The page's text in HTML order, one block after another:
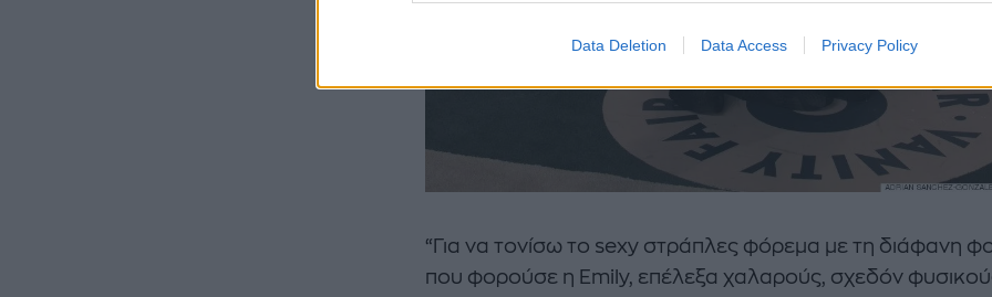
Data Deletion Data Access Privacy Policy
“Για να τονίσω το sexy στράπλες φόρεμα με τη διάφανη
που φορούσε η Emily, επέλεξα χαλαρούς, σχεδόν